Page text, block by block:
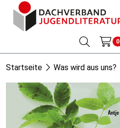
0
Startseite Was wird aus uns?